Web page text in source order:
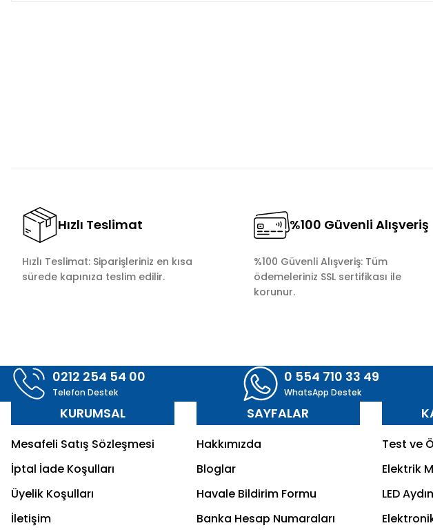
Hızlı Teslimat
Hızlı Teslimat: Siparişleriniz en kısa
sürede kapınıza teslim edilir.
%100 Güvenli Alışveriş
%100 Güvenli Alışveriş: Tüm
ödemeleriniz SSL sertifikası ile
korunur.
0212 254 54 00
Telefon Destek
0 554 710 33 49
WhatsApp Destek
KURUMSAL
Mesafeli Satış Sözleşmesi
İptal İade Koşulları
Üyelik Koşulları
İletişim
SAYFALAR
Hakkımızda
Bloglar
Havale Bildirim Formu
Banka Hesap Numaraları
Test ve
Elektrik
LED